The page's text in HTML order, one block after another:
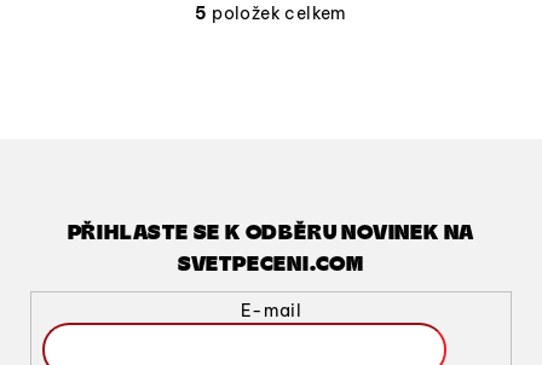
O
í
p
r
v
k
5 položek celkem
PŘIHLASTE SE K ODBĚRU NOVINEK NA
SVETPECENI.COM
E-mail